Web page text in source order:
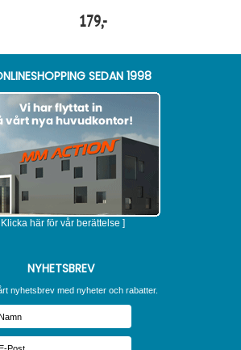
179,-
SEDAN 1998
Klicka här för vår berättelse ]
NYHETSBREV
nyhetsbrev med nyheter och rabatter.